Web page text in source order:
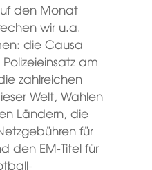
den Monat
wir u.a.
die Causa
am
zahlreichen
Welt, Wahlen
Ländern, die
für
den EM-Titel für